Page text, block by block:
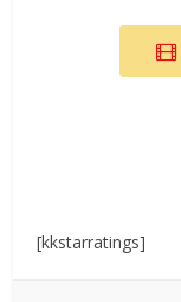
[kkstarratings]